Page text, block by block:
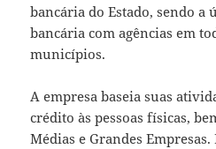
bancária do Estado, sendo a
bancária com agências em
municípios.
A empresa baseia suas
crédito às pessoas físicas,
Médias e Grandes